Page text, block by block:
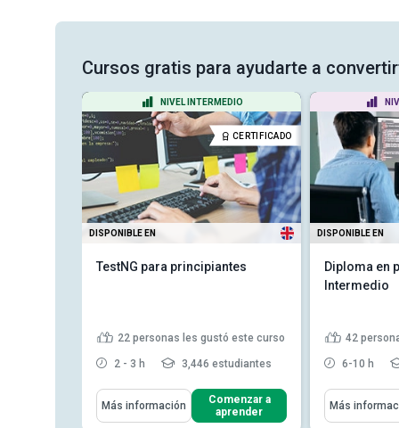
Cursos gratis para ayudarte a
NIVEL INTERMEDIO
CERTIFICADO
DISPONIBLE EN
TestNG para principiantes
22 personas les gustó este curso
2 - 3 h 3,446 estudiantes
Aprenderás Cómo
probar una aplicación Java
Más información
Comenzar a
aprender
DISPONIBLE EN
Diploma en
Intermedio
42
6-10 h
Aprenderás
Más